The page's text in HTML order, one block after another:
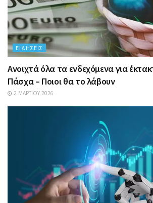
ΕΙΔΉΣΕΙΣ
Ανοιχτά όλα τα ενδεχόμενα για
Πάσχα – Ποιοι θα το λάβουν
2 ΜΑΡΤΊΟΥ 2026